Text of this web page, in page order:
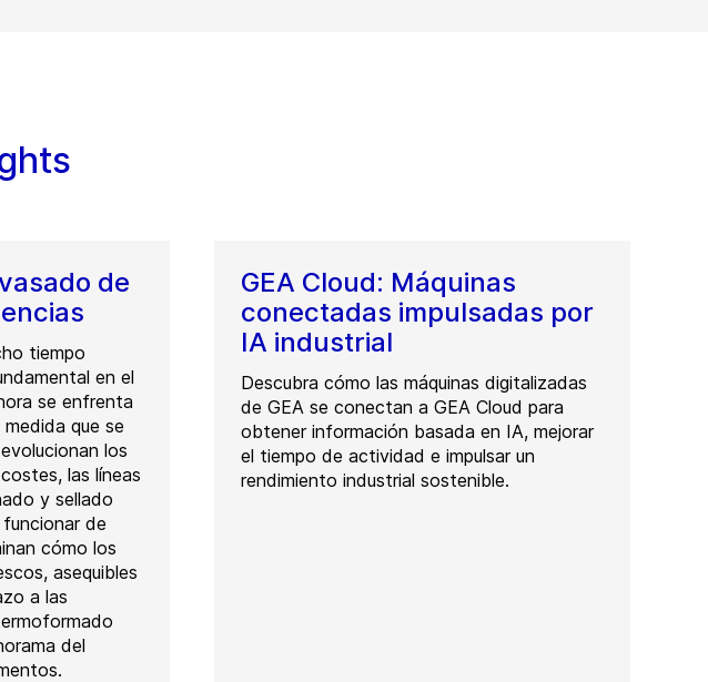
de
tiempo
en el
se enfrenta
que se
los
las líneas
y sellado
de
cómo los
asequibles
a las
del
GEA Cloud: Máquinas
conectadas impulsadas por
IA industrial
Descubra cómo las máquinas digitalizadas
de GEA se conectan a GEA Cloud para
obtener información basada en IA, mejorar
el tiempo de actividad e impulsar un
rendimiento industrial sostenible.